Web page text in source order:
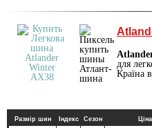
для
Країна
Размір шин Індекс Сезон